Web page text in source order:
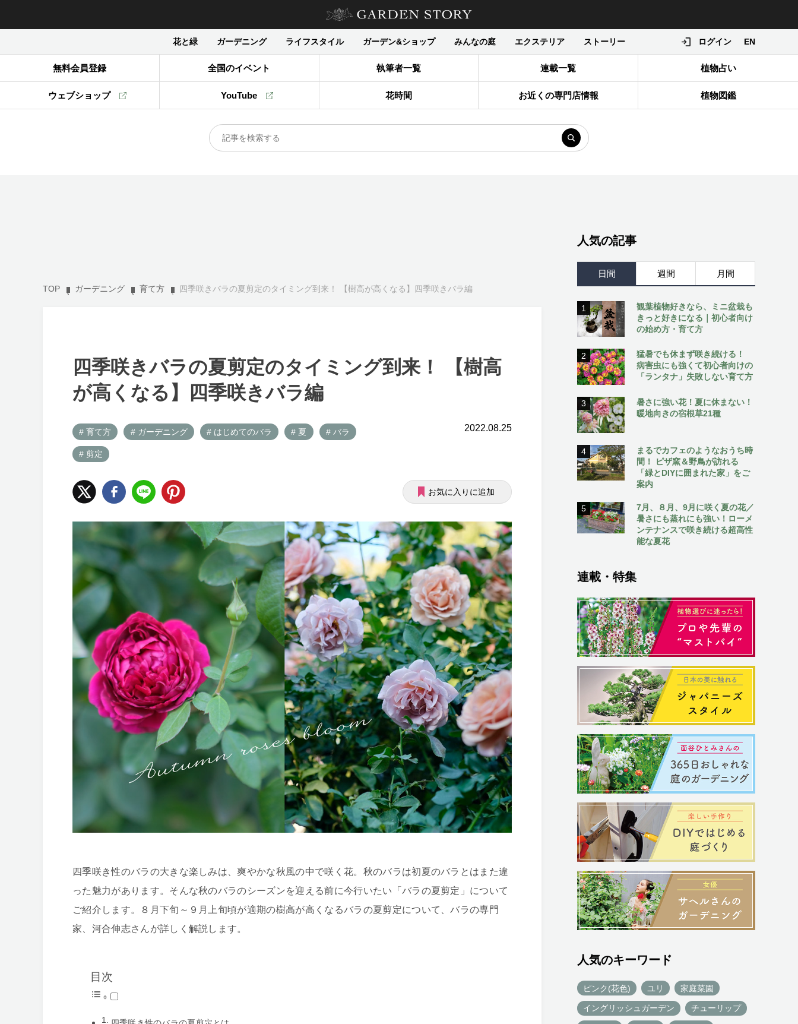
花と緑 ガーデニング ライフスタイル ガーデン&ショップ みんなの庭 エクステリア ストーリー ログイン EN
無料会員登録 全国のイベント 執筆者一覧 連載一覧 植物占い
ウェブショップ YouTube 花時間 お近くの専門店情報 植物図鑑
TOP ガーデニング 育て方 四季咲きバラの夏剪定のタイミング到来！ 【樹高が高くなる】四季咲きバラ編
四季咲きバラの夏剪定のタイミング到来！ 【樹高
が高くなる】四季咲きバラ編
# 育て方 # ガーデニング # はじめてのバラ # 夏 # バラ
# 剪定
2022.08.25
お気に入りに追加
四季咲き性のバラの大きな楽しみは、爽やかな秋風の中で咲く花。秋のバラは初夏のバラとはまた違
った魅力があります。そんな秋のバラのシーズンを迎える前に今行いたい「バラの夏剪定」について
ご紹介します。８月下旬～９月上旬頃が適期の樹高が高くなるバラの夏剪定について、バラの専門
家、河合伸志さんが詳しく解説します。
目次
人気の記事
日間 週間 月間
1
観葉植物好きなら、ミニ盆栽も
きっと好きになる｜初心者向け
の始め方・育て方
2
猛暑でも休まず咲き続ける！
病害虫にも強くて初心者向けの
「ランタナ」失敗しない育て方
3
暑さに強い花！夏に休まない！
暖地向きの宿根草21種
4
まるでカフェのようなおうち時
間！ ピザ窯＆野鳥が訪れる
「緑とDIYに囲まれた家」をご
案内
5
7月、８月、9月に咲く夏の花／
暑さにも蒸れにも強い！ローメ
ンテナンスで咲き続ける超高性
能な夏花
連載・特集
人気のキーワード
ピンク(花色) ユリ 家庭菜園
イングリッシュガーデン チューリップ